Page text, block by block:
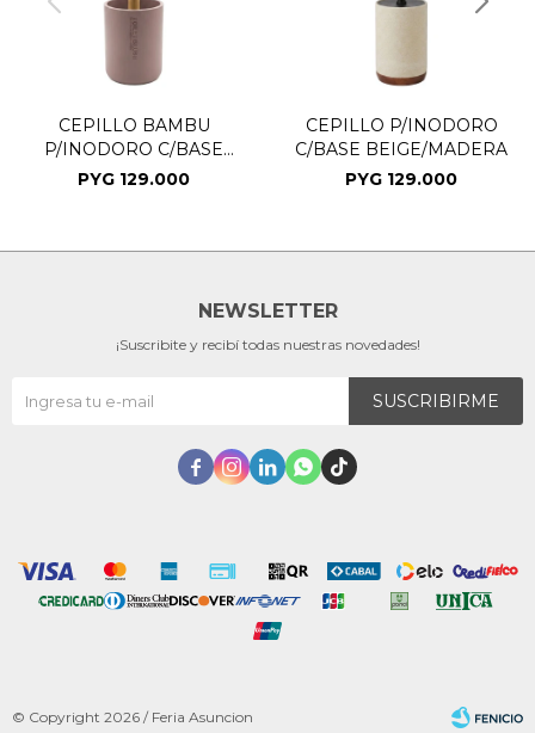
CEPILLO BAMBU
P/INODORO C/BASE
BEIGE OSC
PYG 129.000
CEPILLO P/INODORO
C/BASE BEIGE/MADERA
PYG 129.000
NEWSLETTER
¡Suscribite y recibí todas nuestras novedades!
SUSCRIBIRME
    
© Copyright 2026 / Feria Asuncion